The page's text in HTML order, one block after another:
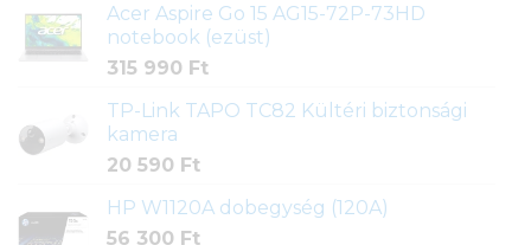
Acer Aspire Go 15 AG15-72P-73HD
notebook (ezüst)
315 990 Ft
TP-Link TAPO TC82 Kültéri biztonsági
kamera
20 590 Ft
HP W1120A dobegység (120A)
56 300 Ft